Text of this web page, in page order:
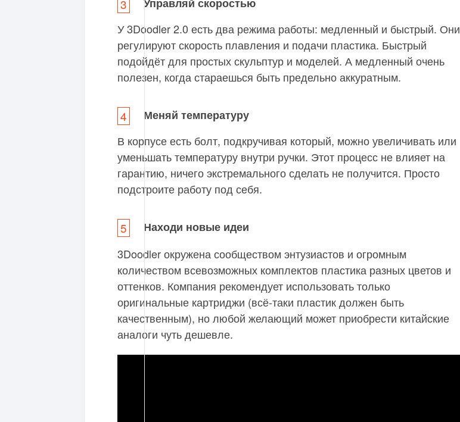
У 3Doodler 2.0 есть два режима работы: медленный и быстрый. Они
регулируют скорость плавления и подачи пластика. Быстрый
подойдёт для простых скульптур и моделей. А медленный очень
полезен, когда стараешься быть предельно аккуратным.
Меняй температуру
В корпусе есть болт, подкручивая который, можно увеличивать или
уменьшать температуру внутри ручки. Этот процесс не влияет на
гарантию, ничего экстремального сделать не получится. Просто
подстроите работу под себя.
Находи новые идеи
3Doodler окружена сообществом энтузиастов и огромным
количеством всевозможных комплектов пластика разных цветов и
оттенков. Компания рекомендует использовать только
оригинальные картриджи (всё-таки пластик должен быть
качественным), но любой желающий может приобрести китайские
аналоги чуть дешевле.